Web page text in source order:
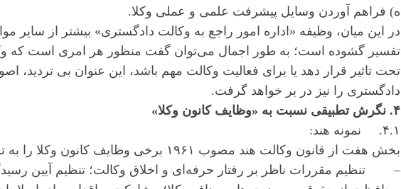
ه) فراهم آوردن وسایل پیشرفت علمی و عملی وکلا.
در این میان، وظیفه «اداره امور راجع به وکالت دادگستری» بیشتر از سایر
تفسیر گشوده است؛ به طور اجمال می‌توان گفت منظور هر امری است که
تحت تاثیر قرار دهد یا برای فعالیت وکالت مهم باشد، این عنوان بی تردید،
دادگستری را نیز در بر خواهد گرفت.
۴. نگرش تطبیقی نسبت به «وظایف کانون وکلا»
۴.۱. نمونه هند:
بخش هفت از قانون وکالت هند مصوب ۱۹۶۱ برخی وظایف کانون وکلا را به ترتیب ذیل شمرده است:
– تنظیم مقررات ناظر بر رفتار حرفه‌ای و اخلاق وکالت؛ تنظیم آیین